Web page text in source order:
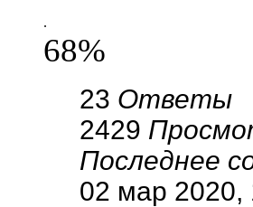
.
68%
23 Ответы
2429
Последнее
02 мар 2020,